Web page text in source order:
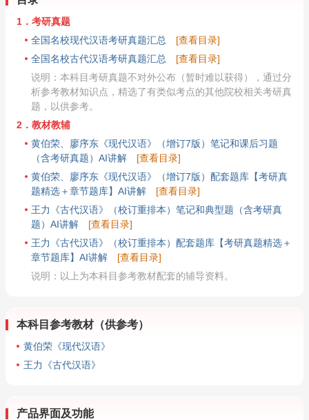
1．考研真题
全国名校现代汉语考研真题汇总
[查看目录]
全国名校古代汉语考研真题汇总
[查看目录]
说明：本科目考研真题不对外公布（暂时难以获得），通过分
析参考教材知识点，精选了有类似考点的其他院校相关考研真
题，以供参考。
2．教材教辅
黄伯荣、廖序东《现代汉语》（增订7版）笔记和课后习题
（含考研真题）AI讲解
[查看目录]
黄伯荣、廖序东《现代汉语》（增订7版）配套题库【考研真
题精选＋章节题库】AI讲解
[查看目录]
王力《古代汉语》（校订重排本）笔记和典型题（含考研真
题）AI讲解
[查看目录]
王力《古代汉语》（校订重排本）配套题库【考研真题精选＋
章节题库】AI讲解
[查看目录]
说明：以上为本科目参考教材配套的辅导资料。
本科目参考教材（供参考）
黄伯荣《现代汉语》
王力《古代汉语》
产品界面及功能